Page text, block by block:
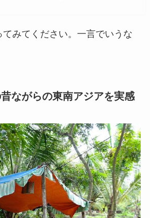
てみてください。一言でいうな
ながらの東南アジアを実感